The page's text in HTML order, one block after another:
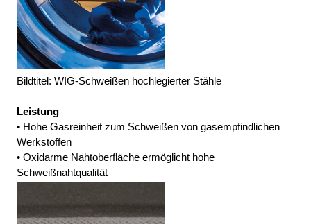
Bildtitel: WIG-Schweißen hochlegierter Stähle
Leistung
• Hohe Gasreinheit zum Schweißen von gasempfindlichen
Werkstoffen
• Oxidarme Nahtoberfläche ermöglicht hohe
Schweißnahtqualität